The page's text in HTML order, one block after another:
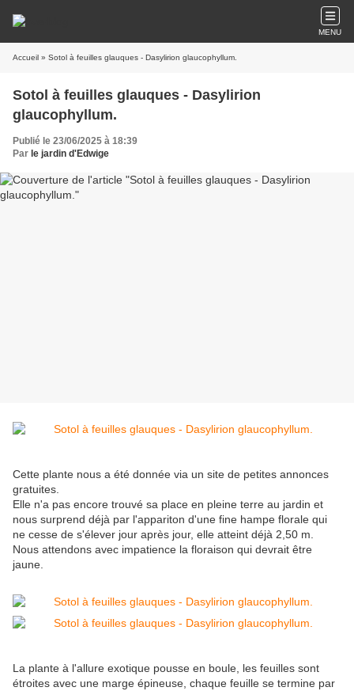
MENU
Accueil » Sotol à feuilles glauques - Dasylirion glaucophyllum.
Sotol à feuilles glauques - Dasylirion
glaucophyllum.
Publié le 23/06/2025 à 18:39
Par le jardin d'Edwige
Cette plante nous a été donnée via un site de petites annonces
gratuites.
Elle n'a pas encore trouvé sa place en pleine terre au jardin et
nous surprend déjà par l'appariton d'une fine hampe florale qui
ne cesse de s'élever jour après jour, elle atteint déjà 2,50 m.
Nous attendons avec impatience la floraison qui devrait être
jaune.
La plante à l'allure exotique pousse en boule, les feuilles sont
étroites avec une marge épineuse, chaque feuille se termine par